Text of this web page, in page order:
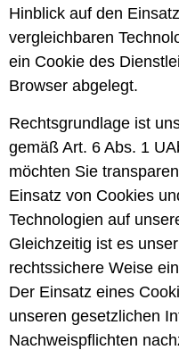
Hinblick auf den
vergleichbaren
ein Cookie des
Browser abgelegt.
Rechtsgrundlage ist
gemäß Art. 6 Abs. 1
möchten Sie
Einsatz von Cookies
Technologien auf
Gleichzeitig ist es
rechtssichere Weise
Der Einsatz eines
unseren gesetzlichen
Nachweispflichten